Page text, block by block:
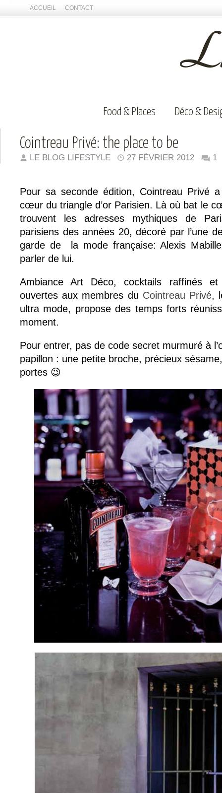
ACCUEIL CONTACT
Food & Places Déco &
Cointreau Privé: the place to be
LE BLOG LIFESTYLE 27 FÉVRIER 2012 1
Pour sa seconde édition, Cointreau Privé
cœur du triangle d’or Parisien. Là où bat le
trouvent les adresses mythiques de
parisiens des années 20, décoré par l’une
garde de la mode française: Alexis
parler de lui.
Ambiance Art Déco, cocktails raffinés et
ouvertes aux membres du Cointreau Privé,
ultra mode, propose des temps forts
moment.
Pour entrer, pas de code secret murmuré à
papillon : une petite broche, précieux
portes 😉